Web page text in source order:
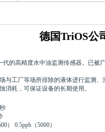
德国TriOS公
代的高精度水中油监测传感器。已被
与工厂等场所排除的液体进行监测
消耗，可保证设备的长期使用。
秒
） 0.5ppb （5000）